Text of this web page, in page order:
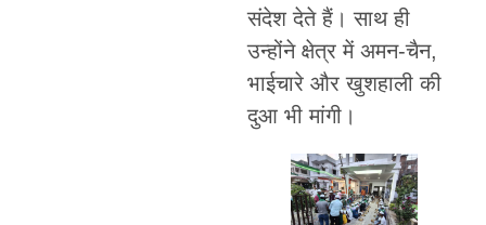
संदेश देते हैं। साथ ही
उन्होंने क्षेत्र में अमन-चैन,
भाईचारे और खुशहाली की
दुआ भी मांगी।